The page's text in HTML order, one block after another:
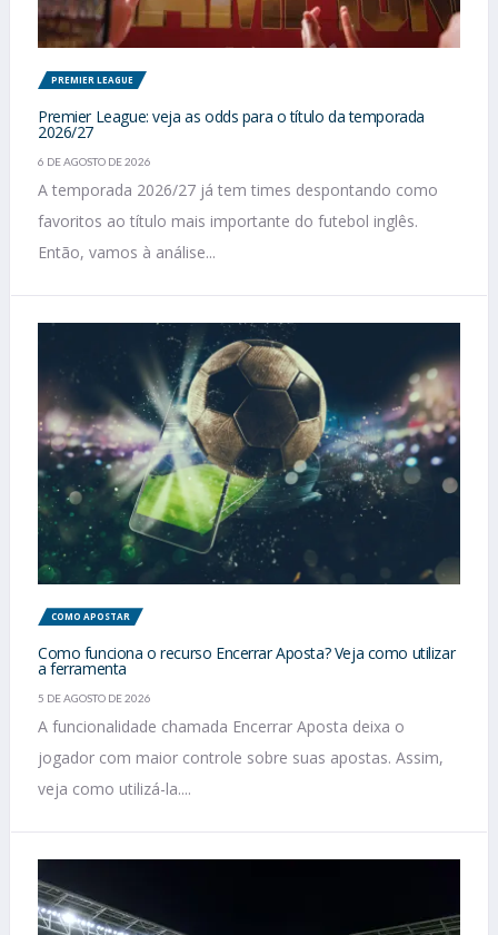
PREMIER LEAGUE
Premier League: veja as odds para o título da temporada
2026/27
6 DE AGOSTO DE 2026
A temporada 2026/27 já tem times despontando como
favoritos ao título mais importante do futebol inglês.
Então, vamos à análise...
COMO APOSTAR
Como funciona o recurso Encerrar Aposta? Veja como utilizar
a ferramenta
5 DE AGOSTO DE 2026
A funcionalidade chamada Encerrar Aposta deixa o
jogador com maior controle sobre suas apostas. Assim,
veja como utilizá-la....